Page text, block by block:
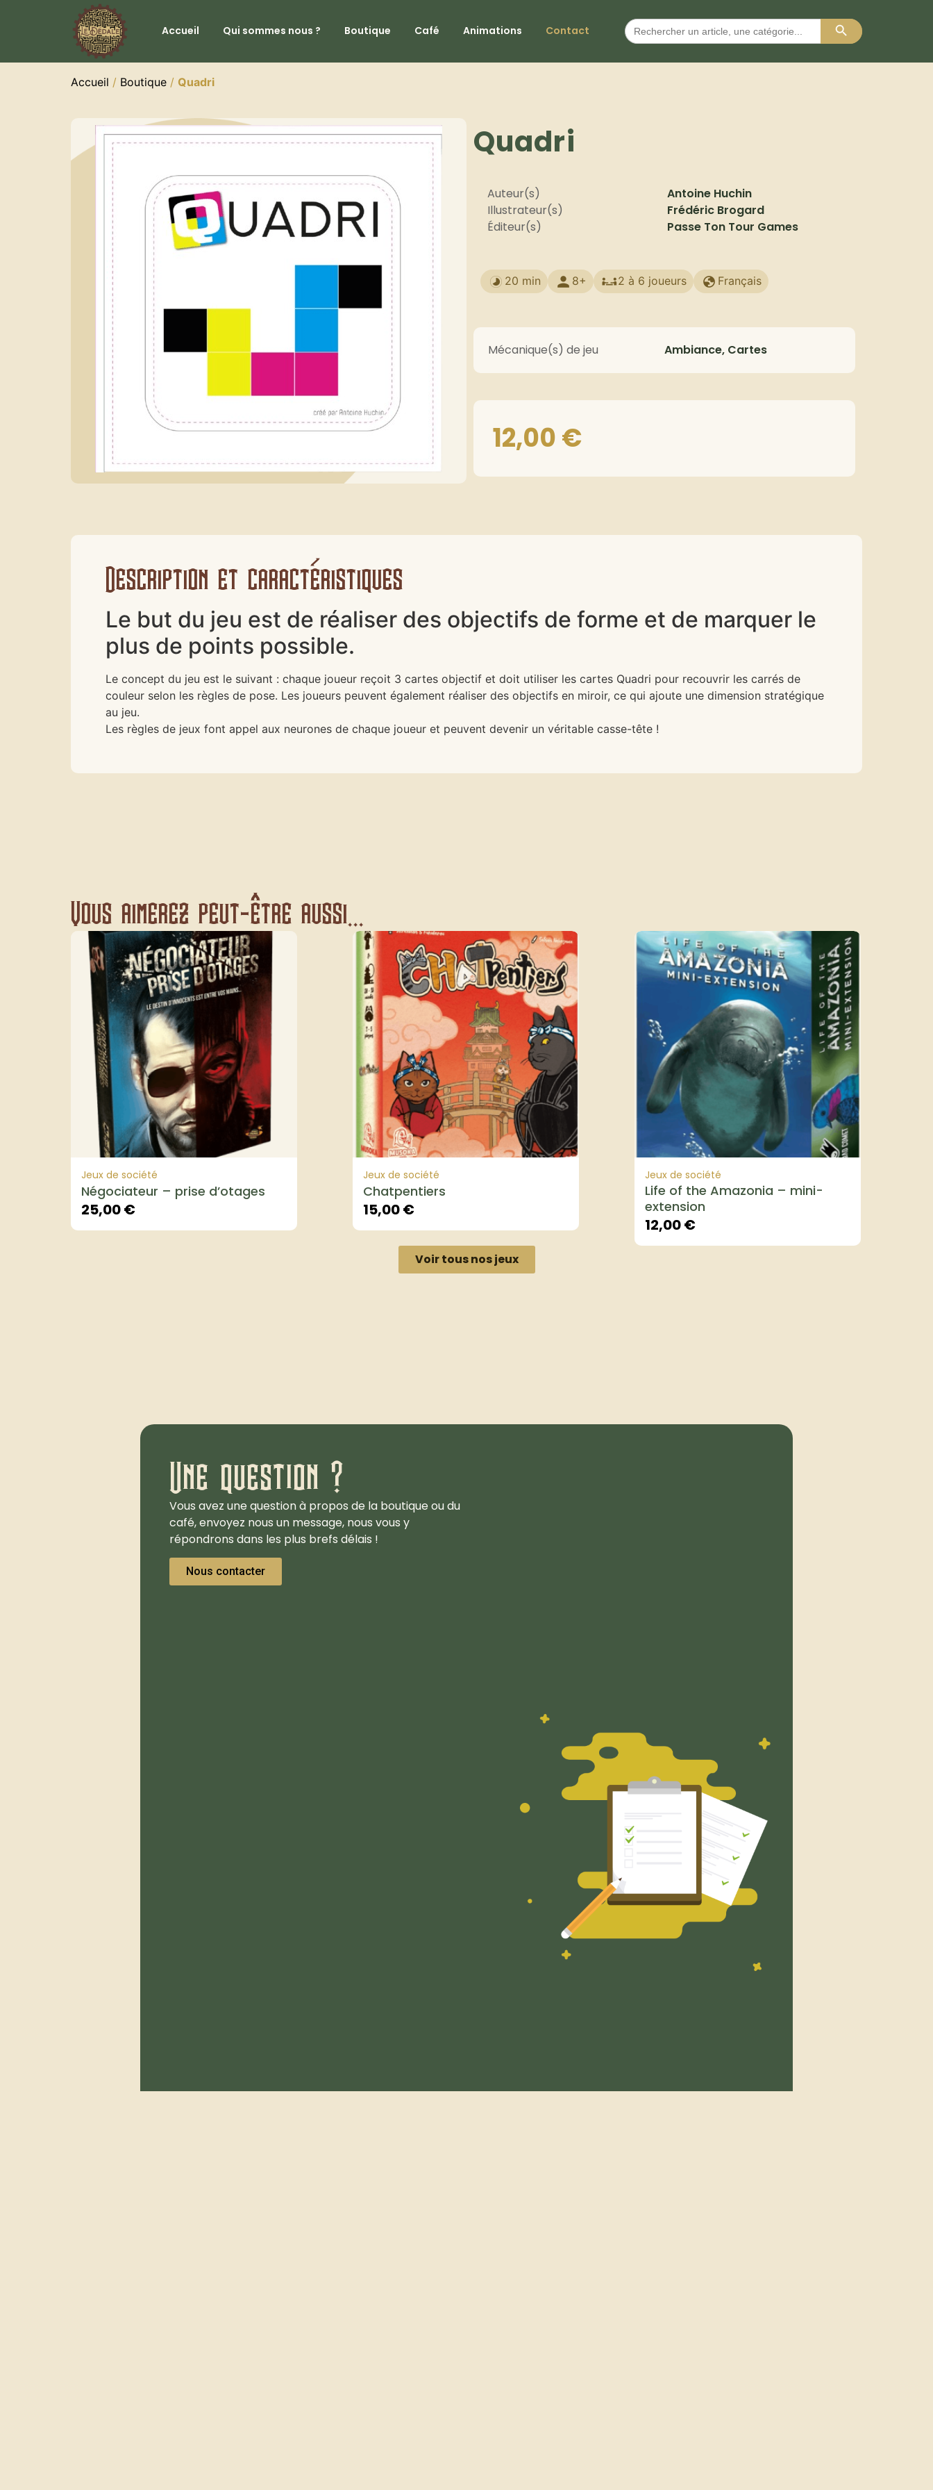
Accueil Qui sommes nous ? Boutique Café Animations Contact
Search
for:
Search Button
Accueil / Boutique / Quadri
Quadri
Auteur(s)
Antoine Huchin
Illustrateur(s)
Frédéric Brogard
Éditeur(s)
Passe Ton Tour Games
20 min 8+ 2 à 6 joueurs Français
Mécanique(s) de jeu Ambiance, Cartes
12,00€
Description et caractéristiques
Le but du jeu est de réaliser des objectifs de forme et de marquer le
plus de points possible.
Le concept du jeu est le suivant : chaque joueur reçoit 3 cartes objectif et doit utiliser les cartes Quadri pour recouvrir les carrés de
couleur selon les règles de pose. Les joueurs peuvent également réaliser des objectifs en miroir, ce qui ajoute une dimension stratégique
au jeu.
Les règles de jeux font appel aux neurones de chaque joueur et peuvent devenir un véritable casse-tête !
Vous aimerez peut-être aussi...
Jeux de société
Négociateur – prise d’otages
25,00€
Jeux de société
Chatpentiers
15,00€
Jeux de société
Life of the Amazonia – mini-
extension
12,00€
Voir tous nos jeux
Une question ?
Vous avez une question à propos de la boutique ou du
café, envoyez nous un message, nous vous y
répondrons dans les plus brefs délais !
Nous contacter